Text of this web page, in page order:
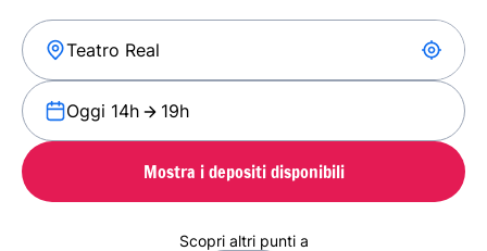
Oggi 14h 19h
Mostra i depositi disponibili
Scopri altri punti a